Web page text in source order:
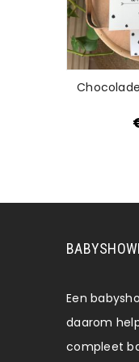
Een
daarom
compleet